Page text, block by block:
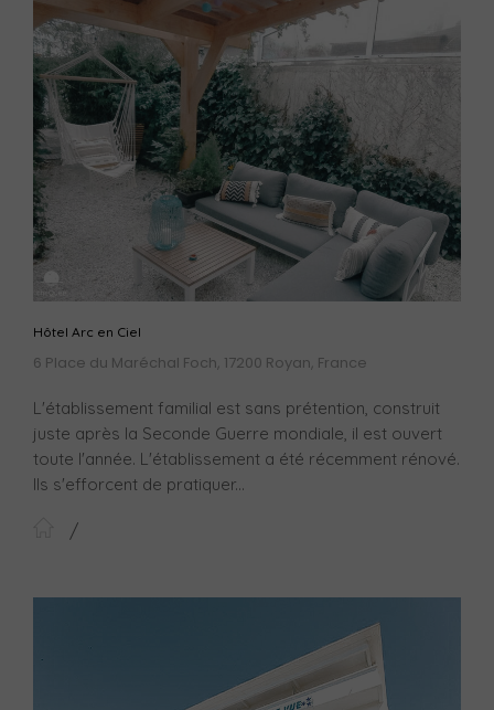
Hôtel Arc en Ciel
6 Place du Maréchal Foch, 17200 Royan, France
L'établissement familial est sans prétention, construit
juste après la Seconde Guerre mondiale, il est ouvert
toute l'année. L'établissement a été récemment rénové.
Ils s'efforcent de pratiquer...